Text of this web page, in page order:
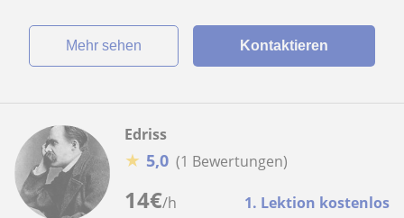
Mehr sehen Kontaktieren
14€/h 1. Lektion kostenlos
Edriss
★ 5,0 (1 Bewertungen)